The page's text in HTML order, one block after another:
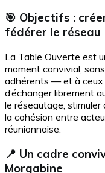
🎯 Objectifs :
fédérer le réseau
La Table Ouverte est
moment convivial,
adhérents — et à ceux
d’échanger librement
le réseautage,
la cohésion entre
réunionnaise.
📍 Un cadre
Morgabine